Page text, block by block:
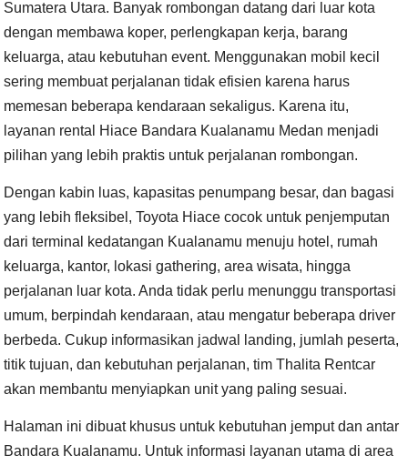
Sumatera Utara. Banyak rombongan datang dari luar kota
dengan membawa koper, perlengkapan kerja, barang
keluarga, atau kebutuhan event. Menggunakan mobil kecil
sering membuat perjalanan tidak efisien karena harus
memesan beberapa kendaraan sekaligus. Karena itu,
layanan rental Hiace Bandara Kualanamu Medan menjadi
pilihan yang lebih praktis untuk perjalanan rombongan.
Dengan kabin luas, kapasitas penumpang besar, dan bagasi
yang lebih fleksibel, Toyota Hiace cocok untuk penjemputan
dari terminal kedatangan Kualanamu menuju hotel, rumah
keluarga, kantor, lokasi gathering, area wisata, hingga
perjalanan luar kota. Anda tidak perlu menunggu transportasi
umum, berpindah kendaraan, atau mengatur beberapa driver
berbeda. Cukup informasikan jadwal landing, jumlah peserta,
titik tujuan, dan kebutuhan perjalanan, tim Thalita Rentcar
akan membantu menyiapkan unit yang paling sesuai.
Halaman ini dibuat khusus untuk kebutuhan jemput dan antar
Bandara Kualanamu. Untuk informasi layanan utama di area